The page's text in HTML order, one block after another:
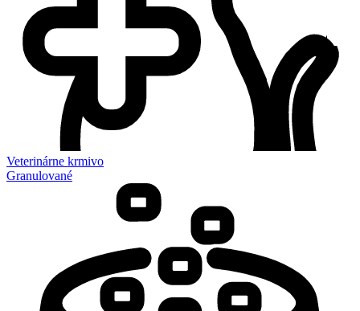
Veterinárne krmivo
Granulované